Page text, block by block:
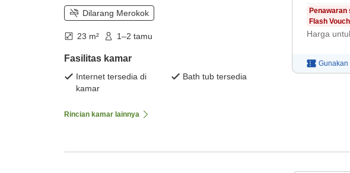
Dilarang Merokok
23 m² 1–2 tamu
Fasilitas kamar
Internet tersedia di
kamar
Bath tub tersedia
Rincian kamar lainnya
Flash
Harga
Gunakan